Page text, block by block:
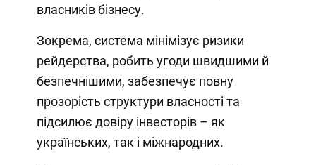
власників бізнесу.
Зокрема, система мінімізує ризики
рейдерства, робить угоди швидшими й
безпечнішими, забезпечує повну
прозорість структури власності та
підсилює довіру інвесторів – як
українських, так і міжнародних.